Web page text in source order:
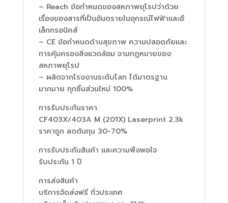
– Reach ข้อกำหนดของสหภาพยุโรปว่าด้วย
เรื่องของสารที่เป็นอันตรายในอุกรณ์ไฟฟ้าและอี
เล็กทรอนิคส์
– CE ข้อกำหนดด้านสุขภาพ ความปลอดภัยและ
การคุ้มครองสิ่งแวดล้อม จามกฏหมายของ
สหภาพยุโรป
– ผลิตจากโรงงานระดับโลก ได้มาตรฐาน
มากมาย ทุกชิ้นส่วนใหม่ 100%
การรับประกันราคา
CF403X/403A M (201X) Laserprint 2.3k
ราคาถูก ลดต้นทุน 30-70%
การรับประกันสินค้า และความพึงพอใจ
รับประกัน 1 ปี
การส่งสินค้า
บริการจัดส่งฟรี ทั่วประเทศ